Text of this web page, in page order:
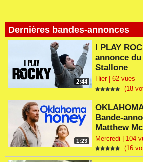
Dernières bandes-annonces
2:44
I PLAY
annonce
Stallone
Hier | 62 vues
(18
1:23
Bande-
Matthew
Mercredi | 104
(16